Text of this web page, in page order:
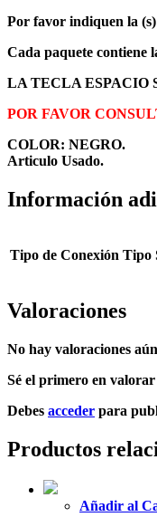
Por favor indiquen la (s)
Cada paquete contiene
LA TECLA ESPACIO
POR FAVOR
COLOR: NEGRO.
Articulo Usado.
Información
Tipo de Conexión Tipo
Valoraciones
No hay valoraciones
Sé el primero en
Debes acceder para
Productos
Añadir al